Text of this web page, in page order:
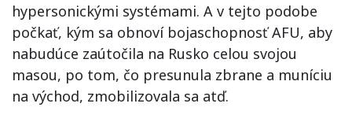
hypersonickými systémami. A v tejto podobe
počkať, kým sa obnoví bojaschopnosť AFU, aby
nabudúce zaútočila na Rusko celou svojou
masou, po tom, čo presunula zbrane a muníciu
na východ, zmobilizovala sa atď.